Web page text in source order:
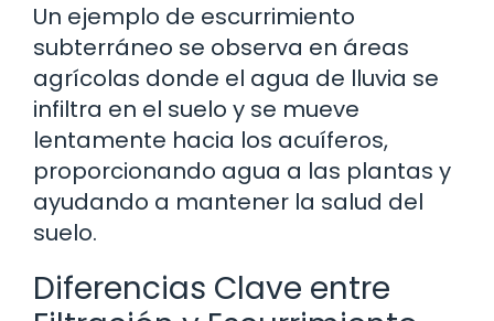
Un ejemplo de escurrimiento
subterráneo se observa en áreas
agrícolas donde el agua de lluvia se
infiltra en el suelo y se mueve
lentamente hacia los acuíferos,
proporcionando agua a las plantas y
ayudando a mantener la salud del
suelo.
Diferencias Clave entre